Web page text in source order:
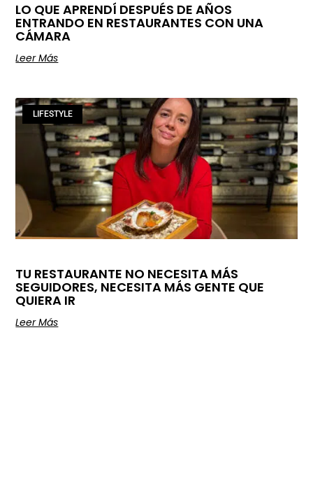
LO QUE APRENDÍ DESPUÉS DE AÑOS
ENTRANDO EN RESTAURANTES CON UNA
CÁMARA
Leer Más
LIFESTYLE
TU RESTAURANTE NO NECESITA MÁS
SEGUIDORES, NECESITA MÁS GENTE QUE
QUIERA IR
Leer Más